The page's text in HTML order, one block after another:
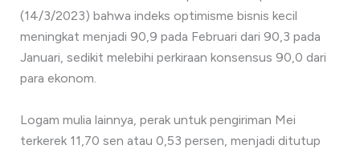
(14/3/2023) bahwa indeks optimisme bisnis kecil
meningkat menjadi 90,9 pada Februari dari 90,3 pada
Januari, sedikit melebihi perkiraan konsensus 90,0 dari
para ekonom.
Logam mulia lainnya, perak untuk pengiriman Mei
terkerek 11,70 sen atau 0,53 persen, menjadi ditutup